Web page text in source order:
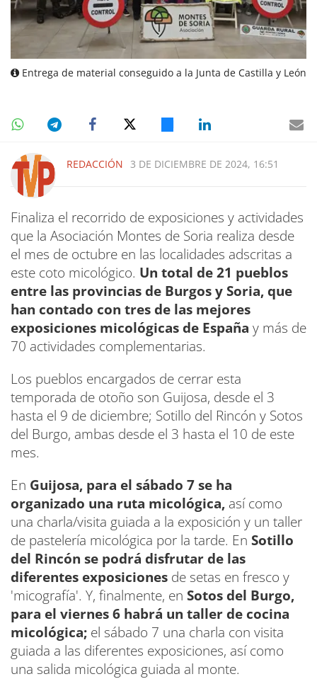
Entrega de material conseguido a la Junta de Castilla y León
REDACCIÓN 3 DE DICIEMBRE DE 2024, 16:51
Finaliza el recorrido de exposiciones y actividades
que la Asociación Montes de Soria realiza desde
el mes de octubre en las localidades adscritas a
este coto micológico. Un total de 21 pueblos
entre las provincias de Burgos y Soria, que
han contado con tres de las mejores
exposiciones micológicas de España y más de
70 actividades complementarias.
Los pueblos encargados de cerrar esta
temporada de otoño son Guijosa, desde el 3
hasta el 9 de diciembre; Sotillo del Rincón y Sotos
del Burgo, ambas desde el 3 hasta el 10 de este
mes.
En Guijosa, para el sábado 7 se ha
organizado una ruta micológica, así como
una charla/visita guiada a la exposición y un taller
de pastelería micológica por la tarde. En Sotillo
del Rincón se podrá disfrutar de las
diferentes exposiciones de setas en fresco y
'micografía'. Y, finalmente, en Sotos del Burgo,
para el viernes 6 habrá un taller de cocina
micológica; el sábado 7 una charla con visita
guiada a las diferentes exposiciones, así como
una salida micológica guiada al monte.